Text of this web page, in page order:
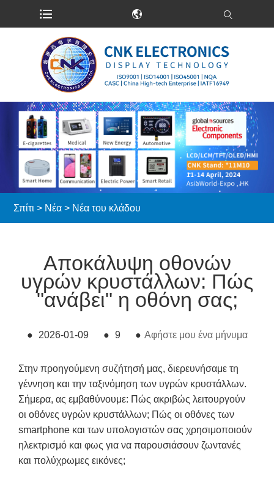
Σπίτι > Νέα > Νέα του κλάδου
Αποκάλυψη οθονών
υγρών κρυστάλλων: Πώς
"ανάβει" η οθόνη σας;
● 2026-01-09 ● 9 ● Αφήστε μου ένα μήνυμα
Στην προηγούμενη συζήτησή μας, διερευνήσαμε τη
γέννηση και την ταξινόμηση των υγρών κρυστάλλων.
Σήμερα, ας εμβαθύνουμε: Πώς ακριβώς λειτουργούν
οι οθόνες υγρών κρυστάλλων; Πώς οι οθόνες των
smartphone και των υπολογιστών σας χρησιμοποιούν
ηλεκτρισμό και φως για να παρουσιάσουν ζωντανές
και πολύχρωμες εικόνες;